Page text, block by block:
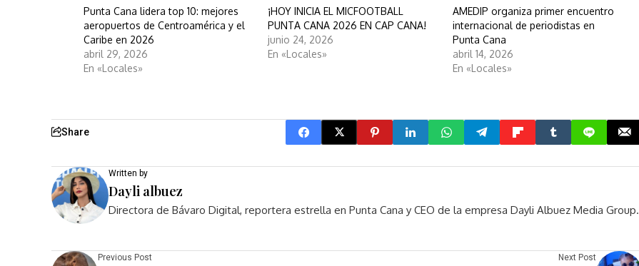
Punta Cana lidera top 10: mejores
aeropuertos de Centroamérica y el
Caribe en 2026
abril 29, 2026
En «Locales»
¡HOY INICIA EL MICFOOTBALL
PUNTA CANA 2026 EN CAP CANA!
junio 24, 2026
En «Locales»
AMEDIP organiza primer encuentro
internacional de periodistas en
Punta Cana
abril 14, 2026
En «Locales»
Share
Written by
Dayli albuez
Directora de Bávaro Digital, reportera estrella en Punta Cana y CEO de la empresa Dayli Albuez Media Group.
Previous Post Next Post